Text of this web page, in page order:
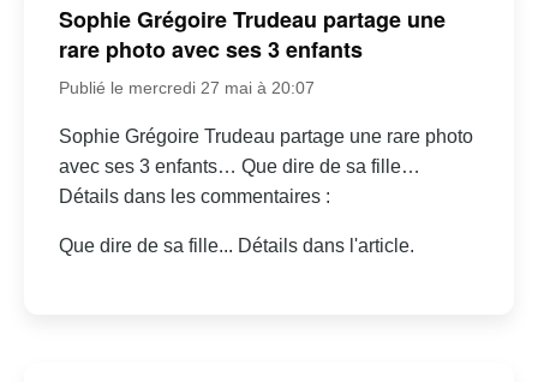
Sophie Grégoire Trudeau partage une
rare photo avec ses 3 enfants
Publié le mercredi 27 mai à 20:07
Sophie Grégoire Trudeau partage une rare photo
avec ses 3 enfants… Que dire de sa fille…
Détails dans les commentaires :
Que dire de sa fille... Détails dans l'article.